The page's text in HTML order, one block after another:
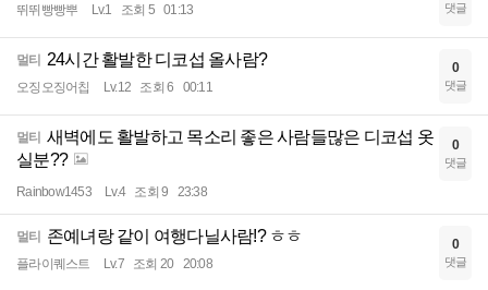
뛰뛰빵빵뿌 Lv.1 조회 5 01:13 댓글
멀티 24시간 활발한 디코섭 올사람?
오징오징어칩 Lv.12 조회 6 00:11
0
댓글
멀티 새벽에도 활발하고 목소리 좋은 사람들많은 디코섭 옷
실분??
Rainbow1453 Lv.4 조회 9 23:38
0
댓글
멀티 존예녀랑 같이 여행다닐사람!? ㅎㅎ
플라이퀘스트 Lv.7 조회 20 20:08
0
댓글